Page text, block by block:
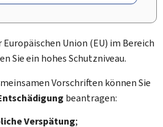
Union (EU) im Bereich
Sie ein hohes Schutzniveau.
Vorschriften können Sie
beantragen:
Verspätung;